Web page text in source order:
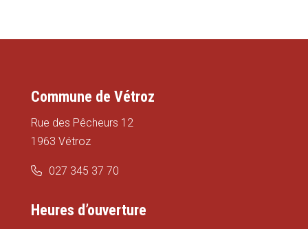
Commune de Vétroz
Rue des Pêcheurs 12
1963 Vétroz
027 345 37 70
Heures d’ouverture